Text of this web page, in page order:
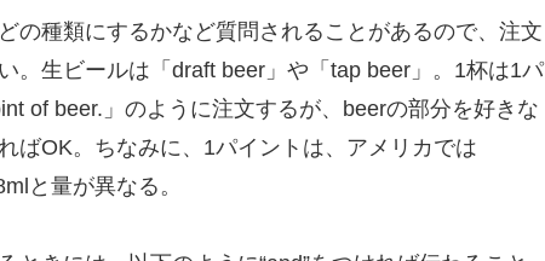
の種類にするかなど質問されることがあるので、注文
。生ビールは「draft beer」や「tap beer」。1杯は1パ
of beer.」のように注文するが、beerの部分を好きな
ばOK。ちなみに、1パイントは、アメリカでは
と量が異なる。